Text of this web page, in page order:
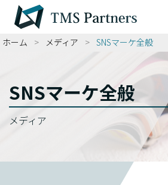
ホーム > メディア > SNSマーケ全般
SNSマーケ全般
メディア